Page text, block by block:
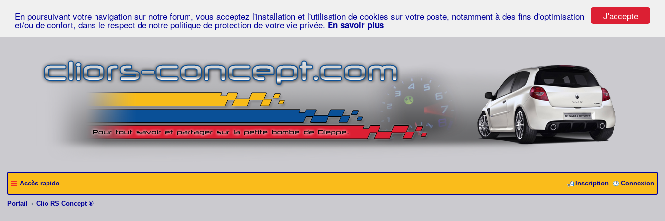
J'accepte
En poursuivant votre navigation sur notre forum, vous acceptez l'installation et l'utilisation de cookies sur votre poste, notamment à des fins d'optimisation
et/ou de confort, dans le respect de notre politique de protection de votre vie privée. En savoir plus
Accès rapide Connexion
Inscription
Portail Clio RS Concept ®